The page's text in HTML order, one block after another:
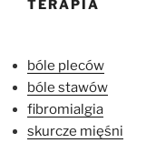
TERAPIA
bóle pleców
bóle stawów
fibromialgia
skurcze mięśni